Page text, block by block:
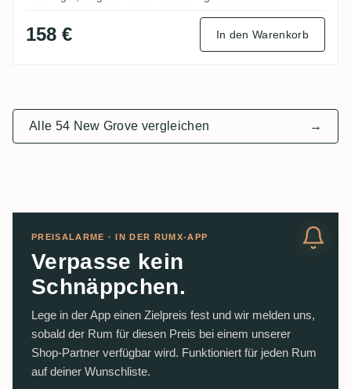
158 € In den Warenkorb
Alle 54 New Grove vergleichen →
PREISALARME · IN DER RUMX-APP
Verpasse kein
Schnäppchen.
Lege in der App einen Zielpreis fest und wir melden uns,
sobald der Rum für diesen Preis bei einem unserer
Shop-Partner verfügbar wird. Funktioniert für jeden Rum
auf deiner Wunschliste.